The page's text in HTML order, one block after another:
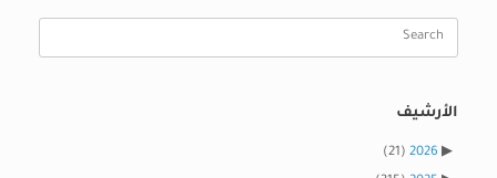
Search
الأرشيف
2026
(21)